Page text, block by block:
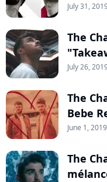
July 31,
The
July 26,
The
Bebe
June 1, 2019
The